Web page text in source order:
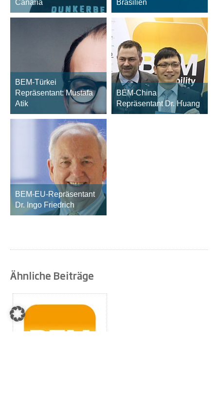
Canaria
Brasilien
BEM-Türkei
Repräsentant: Mustafa
Atik
BEM-China
Repräsentant Dr. Huang
BEM-EU-Repräsentant
Dr. Ingo Friedrich
Ähnliche Beiträge